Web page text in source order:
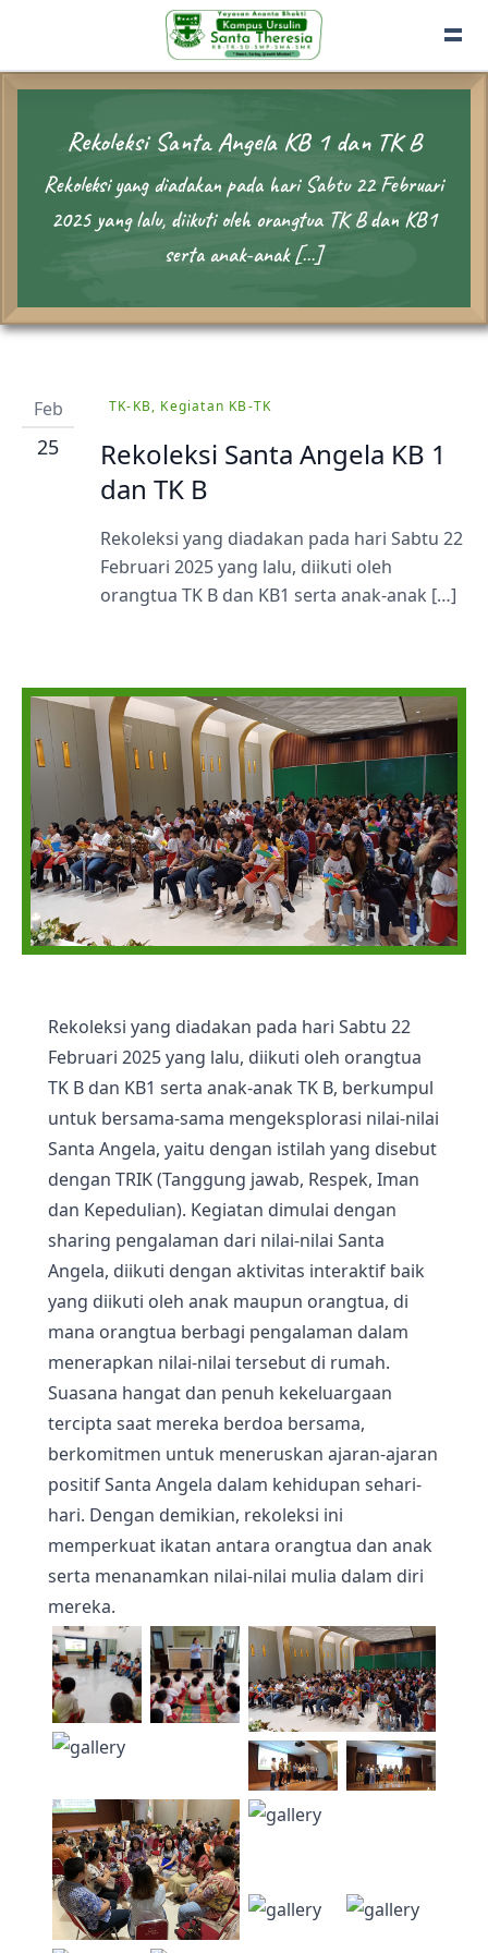
Rekoleksi Santa Angela KB 1 dan TK B
Rekoleksi yang diadakan pada hari Sabtu 22 Februari
2025 yang lalu, diikuti oleh orangtua TK B dan KB1
serta anak-anak […]
Feb
25
TK-KB, Kegiatan KB-TK
Rekoleksi Santa Angela KB 1
dan TK B
Rekoleksi yang diadakan pada hari Sabtu 22
Februari 2025 yang lalu, diikuti oleh
orangtua TK B dan KB1 serta anak-anak […]
Rekoleksi yang diadakan pada hari Sabtu 22
Februari 2025 yang lalu, diikuti oleh orangtua
TK B dan KB1 serta anak-anak TK B, berkumpul
untuk bersama-sama mengeksplorasi nilai-nilai
Santa Angela, yaitu dengan istilah yang disebut
dengan TRIK (Tanggung jawab, Respek, Iman
dan Kepedulian). Kegiatan dimulai dengan
sharing pengalaman dari nilai-nilai Santa
Angela, diikuti dengan aktivitas interaktif baik
yang diikuti oleh anak maupun orangtua, di
mana orangtua berbagi pengalaman dalam
menerapkan nilai-nilai tersebut di rumah.
Suasana hangat dan penuh kekeluargaan
tercipta saat mereka berdoa bersama,
berkomitmen untuk meneruskan ajaran-ajaran
positif Santa Angela dalam kehidupan sehari-
hari. Dengan demikian, rekoleksi ini
memperkuat ikatan antara orangtua dan anak
serta menanamkan nilai-nilai mulia dalam diri
mereka.